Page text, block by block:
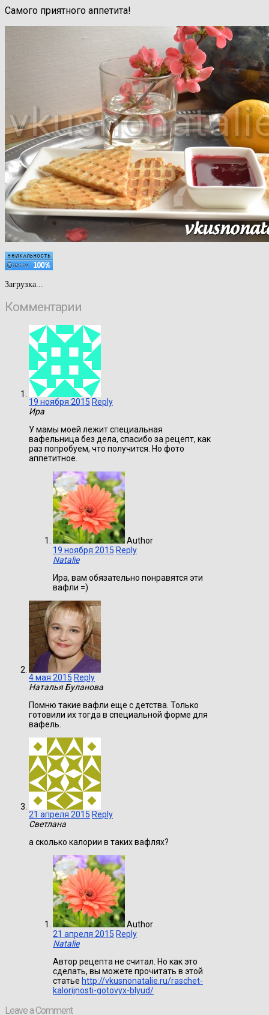
Самого приятного аппетита!
Загрузка...
Комментарии
19 ноября 2015 Reply
Ира
У мамы моей лежит специальная
вафельница без дела, спасибо за рецепт, как
раз попробуем, что получится. Но фото
аппетитное.
Author
19 ноября 2015 Reply
Natalie
Ира, вам обязательно понравятся эти
вафли =)
4 мая 2015 Reply
Наталья Буланова
Помню такие вафли еще с детства. Только
готовили их тогда в специальной форме для
вафель.
21 апреля 2015 Reply
Светлана
а сколько калории в таких вафлях?
Author
21 апреля 2015 Reply
Natalie
Автор рецепта не считал. Но как это
сделать, вы можете прочитать в этой
статье http://vkusnonatalie.ru/raschet-
kalorijnosti-gotovyx-blyud/
Leave a Comment